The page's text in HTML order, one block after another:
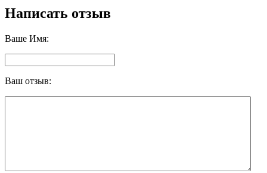
Написать отзыв
Ваше Имя:
Ваш отзыв: